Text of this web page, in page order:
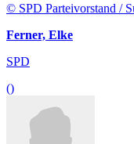
© SPD Parteivorstand /
Ferner, Elke
SPD
()